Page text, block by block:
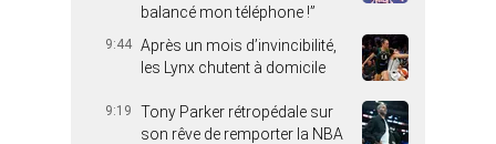
balancé mon téléphone !”
9:44 Après un mois d’invincibilité,
les Lynx chutent à domicile
9:19
Tony Parker rétropédale sur
son rêve de remporter la NBA